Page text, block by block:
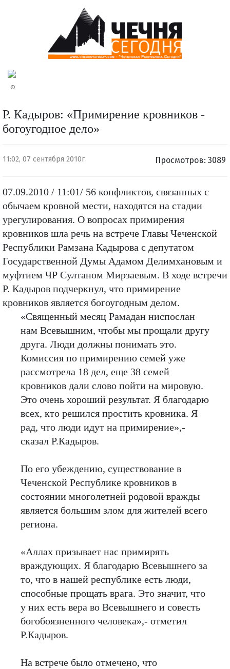
©
Р. Кадыров: «Примирение кровников -
богоугодное дело»
11:02, 07 сентября 2010г. Просмотров: 3089
07.09.2010 / 11:01/ 56 конфликтов, связанных с
обычаем кровной мести, находятся на стадии
урегулирования. О вопросах примирения
кровников шла речь на встрече Главы Чеченской
Республики Рамзана Кадырова с депутатом
Государственной Думы Адамом Делимхановым и
муфтием ЧР Султаном Мирзаевым. В ходе встречи
Р. Кадыров подчеркнул, что примирение
кровников является богоугодным делом.
«Священный месяц Рамадан ниспослан
нам Всевышним, чтобы мы прощали другу
друга. Люди должны понимать это.
Комиссия по примирению семей уже
рассмотрела 18 дел, еще 38 семей
кровников дали слово пойти на мировую.
Это очень хороший результат. Я благодарю
всех, кто решился простить кровника. Я
рад, что люди идут на примирение»,-
сказал Р.Кадыров.
По его убеждению, существование в
Чеченской Республике кровников в
состоянии многолетней родовой вражды
является большим злом для жителей всего
региона.
«Аллах призывает нас примирять
враждующих. Я благодарю Всевышнего за
то, что в нашей республике есть люди,
способные прощать врага. Это значит, что
у них есть вера во Всевышнего и совесть
богобоязненного человека»,- отметил
Р.Кадыров.
На встрече было отмечено, что